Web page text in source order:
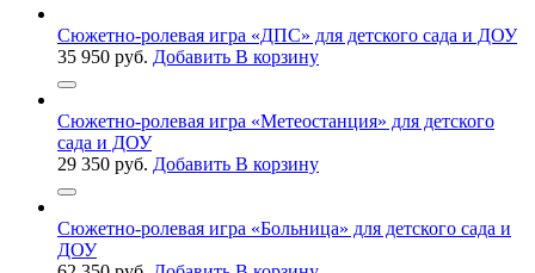
Сюжетно-ролевая игра «ДПС» для детского сада и ДОУ
35 950 руб. Добавить В корзину
Сюжетно-ролевая игра «Метеостанция» для детского
сада и ДОУ
29 350 руб. Добавить В корзину
Сюжетно-ролевая игра «Больница» для детского сада и
ДОУ